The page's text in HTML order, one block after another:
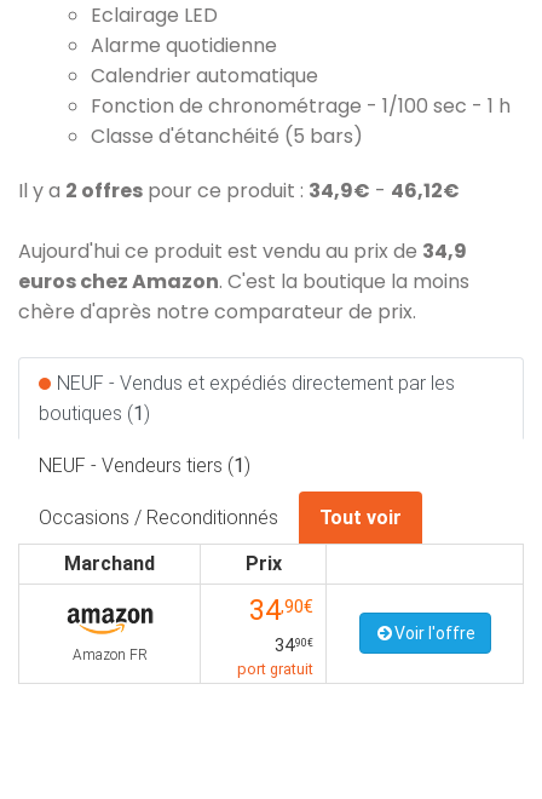
Eclairage LED
Alarme quotidienne
Calendrier automatique
Fonction de chronométrage - 1/100 sec - 1 h
Classe d'étanchéité (5 bars)
Il y a 2 offres pour ce produit : 34,9€ - 46,12€
Aujourd'hui ce produit est vendu au prix de 34,9
euros chez Amazon. C'est la boutique la moins
chère d'après notre comparateur de prix.
NEUF - Vendus et expédiés directement par les
boutiques (1)
NEUF - Vendeurs tiers (1)
Occasions / Reconditionnés
Tout voir
Marchand
Prix
Amazon FR
34,90€
34,90€
port gratuit
Voir l'offre